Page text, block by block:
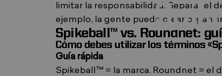
limitar la responsabilidad. Separar el
ejemplo, la gente puede crear
Spikeball™ vs. Roundnet:
Cómo debes utilizar los términos
Guía rápida
Spikeball™ = la marca. Roundnet = el